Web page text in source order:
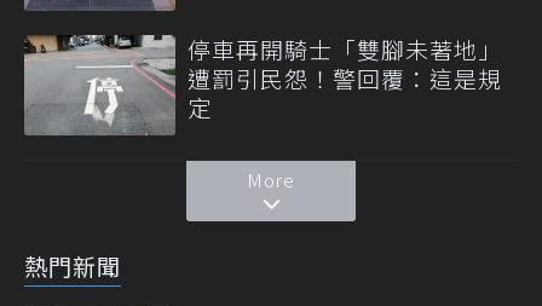
停車再開騎士「雙腳未著地」
遭罰引民怨！警回覆：這是規
定
More
熱門新聞